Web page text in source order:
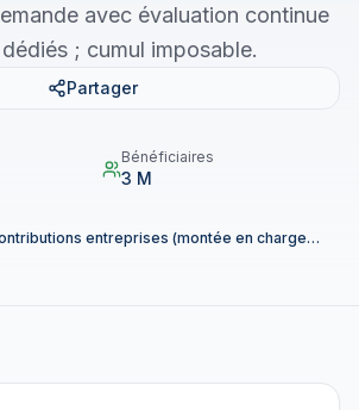
avec évaluation continue
; cumul imposable.
Partager
Bénéficiaires
3 M
entreprises (montée en charge